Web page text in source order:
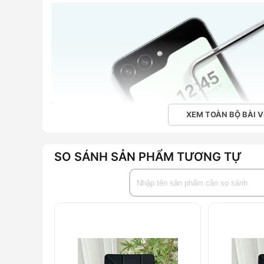
Các thiết bị dễ thay thế
XEM TOÀN BỘ BÀI
SO SÁNH SẢN PHẨM TƯƠNG TỰ